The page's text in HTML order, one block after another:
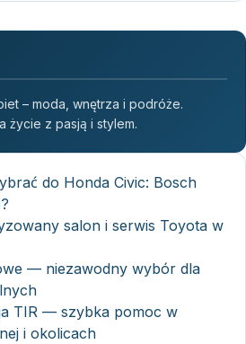
– moda, wnętrza i podróże.
życie z pasją i stylem.
do Honda Civic: Bosch
salon i serwis Toyota w
— niezawodny wybór dla
TIR — szybka pomoc w
i okolicach